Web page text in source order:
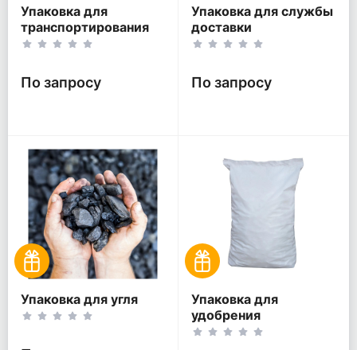
Упаковка для
транспортирования
По запросу
Упаковка для службы
доставки
По запросу
Упаковка для угля
Упаковка для
удобрения